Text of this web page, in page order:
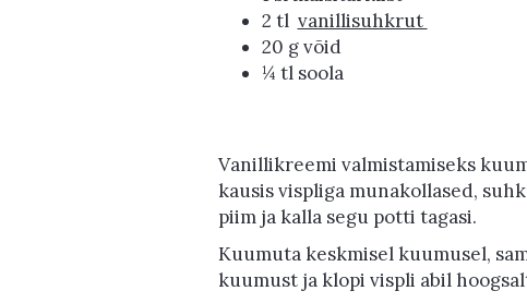
2 tl vanillisuhkrut
20 g võid
¼ tl soola
Vanillikreemi valmistamiseks
kausis vispliga munakollased,
piim ja kalla segu potti tagasi.
Kuumuta keskmisel kuumusel,
kuumust ja klopi vispli abil